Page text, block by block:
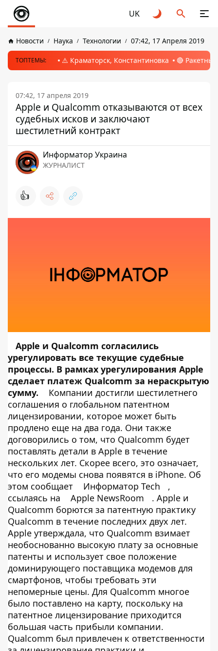
UK
Новости Наука Технологии 07:42, 17 Апреля 2019
ТОПТЕМЫ: ⚠️ Краматорск, Константиновка 🔴
07:42, 17 апреля 2019
Apple и Qualcomm отказываются от всех
судебных исков и заключают
шестилетний контракт
Информатор Украина
ЖУРНАЛИСТ
👍
Apple и Qualcomm согласились
урегулировать все текущие судебные
процессы. В рамках урегулирования Apple
сделает платеж Qualcomm за нераскрытую
сумму.
Компании достигли шестилетнего
соглашения о глобальном патентном
лицензировании, которое может быть
продлено еще на два года. Они также
договорились о том, что Qualcomm будет
поставлять детали в Apple в течение
нескольких лет. Скорее всего, это означает,
что его модемы снова появятся в iPhone. Об
этом сообщает
Информатор Tech
,
ссылаясь на
Apple NewsRoom
. Apple и
Qualcomm борются за патентную практику
Qualcomm в течение последних двух лет.
Apple утверждала, что Qualcomm взимает
необоснованно высокую плату за основные
патенты и использует свое положение
доминирующего поставщика модемов для
смартфонов, чтобы требовать эти
непомерные цены. Для Qualcomm многое
было поставлено на карту, поскольку на
патентное лицензирование приходится
большая часть прибыли компании.
Qualcomm был привлечен к ответственности